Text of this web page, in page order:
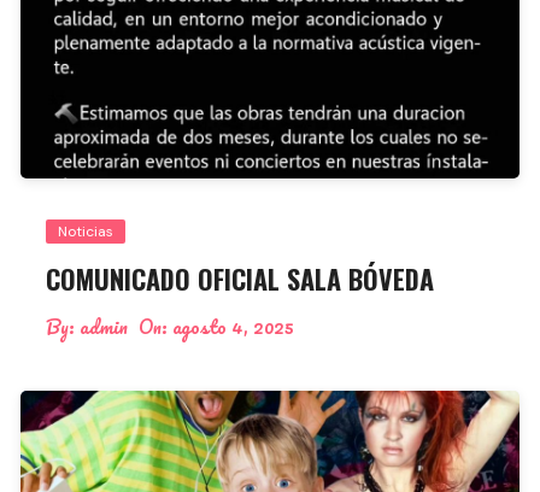
Noticias
COMUNICADO OFICIAL SALA BÓVEDA
By: admin On: agosto 4, 2025